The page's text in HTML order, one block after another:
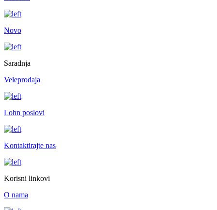
Novo
Saradnja
Veleprodaja
Lohn poslovi
Kontaktirajte nas
Korisni linkovi
O nama